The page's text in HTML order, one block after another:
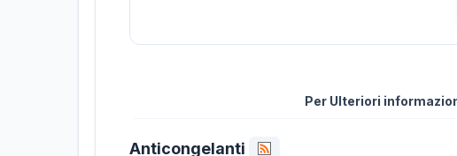
Per Ulteriori
Anticongelanti